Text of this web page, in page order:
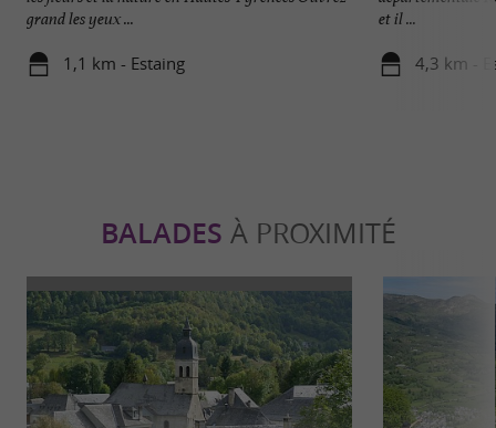
grand les yeux ...
1,1 km - Estaing
et il ...
4,3 km -
BALADES À PROXIMITÉ